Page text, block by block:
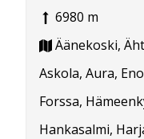
6980 m
Äänekoski,
Askola, Aura,
Forssa,
Hankasalmi,